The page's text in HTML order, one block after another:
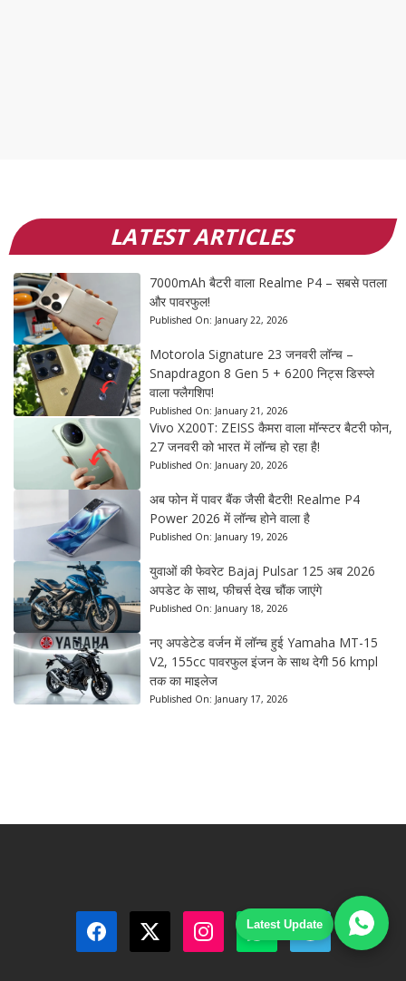
Latest Update
LATEST ARTICLES
7000mAh बैटरी वाला Realme P4 – सबसे पतला
और पावरफुल!
Published On: January 22, 2026
Motorola Signature 23 जनवरी लॉन्च –
Snapdragon 8 Gen 5 + 6200 निट्स डिस्प्ले
वाला फ्लैगशिप!
Published On: January 21, 2026
Vivo X200T: ZEISS कैमरा वाला मॉन्स्टर बैटरी फोन,
27 जनवरी को भारत में लॉन्च हो रहा है!
Published On: January 20, 2026
अब फोन में पावर बैंक जैसी बैटरी! Realme P4
Power 2026 में लॉन्च होने वाला है
Published On: January 19, 2026
युवाओं की फेवरेट Bajaj Pulsar 125 अब 2026
अपडेट के साथ, फीचर्स देख चौंक जाएंगे
Published On: January 18, 2026
नए अपडेटेड वर्जन में लॉन्च हुई Yamaha MT-15
V2, 155cc पावरफुल इंजन के साथ देगी 56 kmpl
तक का माइलेज
Published On: January 17, 2026